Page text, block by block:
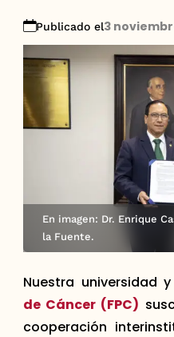
Publicado el3
En imagen: Dr. Enrique
la Fuente.
Nuestra universidad
de Cáncer (FPC)
cooperación